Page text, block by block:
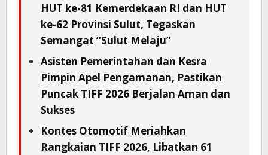
HUT ke-81 Kemerdekaan RI dan HUT
ke-62 Provinsi Sulut, Tegaskan
Semangat “Sulut Melaju”
Asisten Pemerintahan dan Kesra
Pimpin Apel Pengamanan, Pastikan
Puncak TIFF 2026 Berjalan Aman dan
Sukses
Kontes Otomotif Meriahkan
Rangkaian TIFF 2026, Libatkan 61